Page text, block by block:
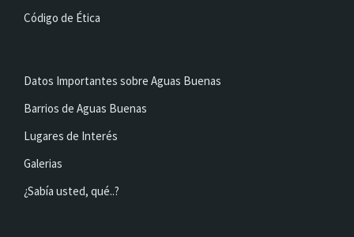
Código de Ética
Datos Importantes sobre Aguas Buenas
Barrios de Aguas Buenas
Lugares de Interés
Galerias
¿Sabía usted, qué..?